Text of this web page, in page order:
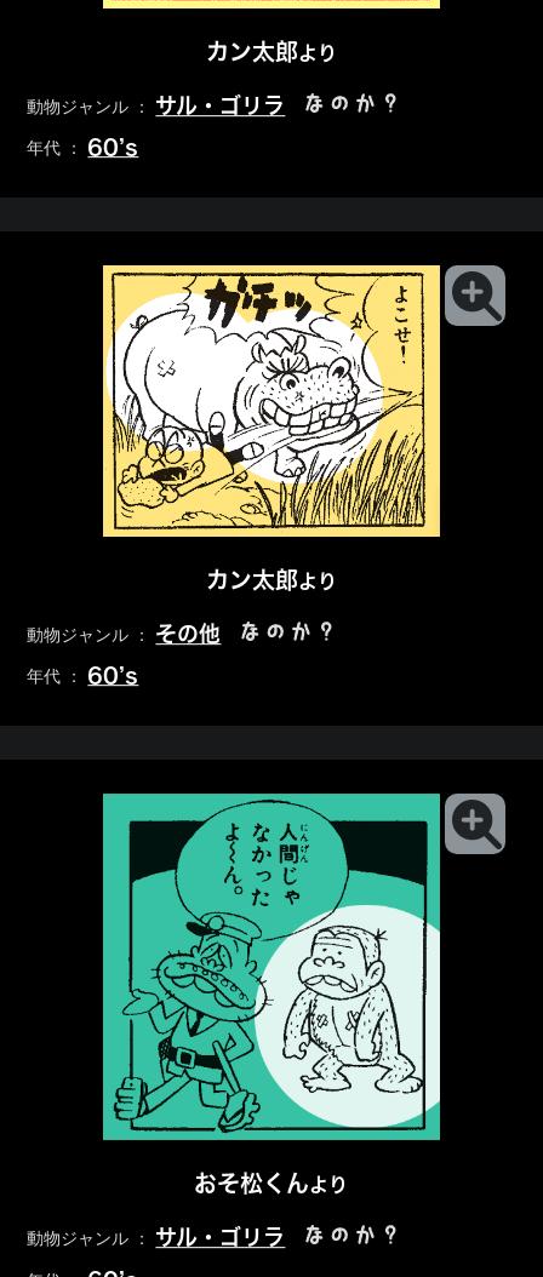
カン太郎より
動物ジャンル ： サル・ゴリラ なのか？
年代 ： 60’s
カン太郎より
動物ジャンル ： その他 なのか？
年代 ： 60’s
おそ松くんより
動物ジャンル ： サル・ゴリラ なのか？